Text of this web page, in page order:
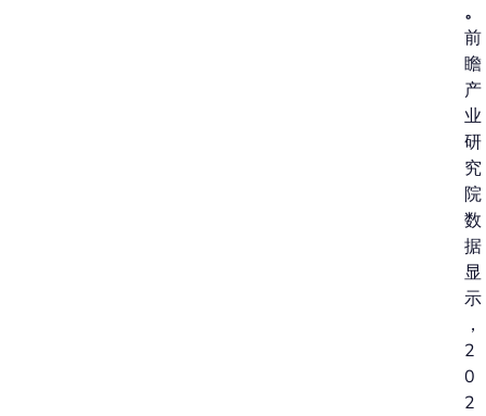
。
前
瞻
产
业
研
究
院
数
据
显
示
，
2
0
2